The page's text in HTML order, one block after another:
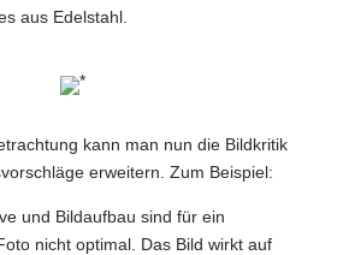
aus Edelstahl.
*
kann man nun die Bildkritik
erweitern. Zum Beispiel:
und Bildaufbau sind für ein
nicht optimal. Das Bild wirkt auf